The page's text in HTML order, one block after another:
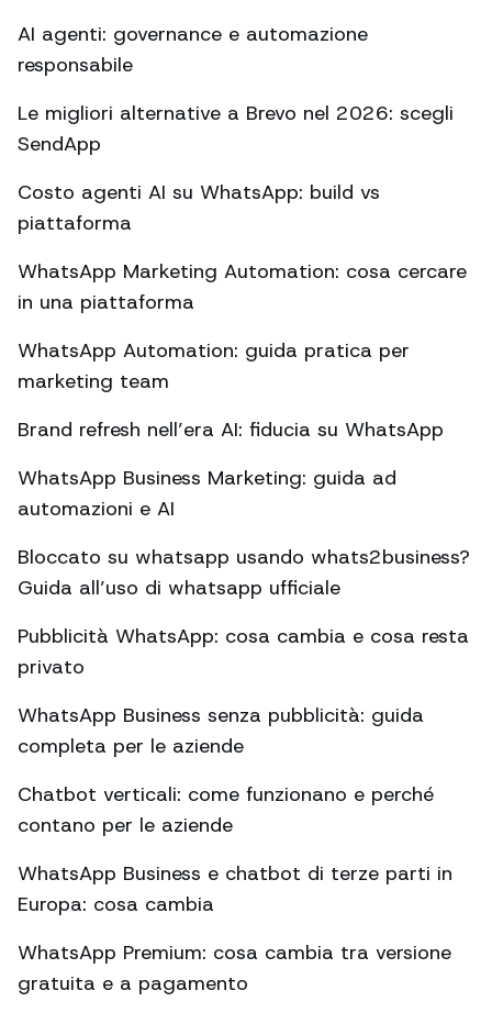
AI agenti: governance e automazione
responsabile
Le migliori alternative a Brevo nel 2026: scegli
SendApp
Costo agenti AI su WhatsApp: build vs
piattaforma
WhatsApp Marketing Automation: cosa cercare
in una piattaforma
WhatsApp Automation: guida pratica per
marketing team
Brand refresh nell’era AI: fiducia su WhatsApp
WhatsApp Business Marketing: guida ad
automazioni e AI
Bloccato su whatsapp usando whats2business?
Guida all’uso di whatsapp ufficiale
Pubblicità WhatsApp: cosa cambia e cosa resta
privato
WhatsApp Business senza pubblicità: guida
completa per le aziende
Chatbot verticali: come funzionano e perché
contano per le aziende
WhatsApp Business e chatbot di terze parti in
Europa: cosa cambia
WhatsApp Premium: cosa cambia tra versione
gratuita e a pagamento